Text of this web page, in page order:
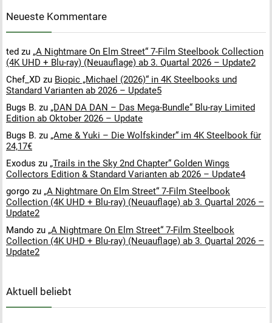
Neueste Kommentare
ted zu „A Nightmare On Elm Street“ 7-Film Steelbook Collection
(4K UHD + Blu-ray) (Neuauflage) ab 3. Quartal 2026 – Update2
Chef_XD zu Biopic „Michael (2026)“ in 4K Steelbooks und
Standard Varianten ab 2026 – Update5
Bugs B. zu „DAN DA DAN – Das Mega-Bundle“ Blu-ray Limited
Edition ab Oktober 2026 – Update
Bugs B. zu „Ame & Yuki – Die Wolfskinder“ im 4K Steelbook für
24,17€
Exodus zu „Trails in the Sky 2nd Chapter“ Golden Wings
Collectors Edition & Standard Varianten ab 2026 – Update4
gorgo zu „A Nightmare On Elm Street“ 7-Film Steelbook
Collection (4K UHD + Blu-ray) (Neuauflage) ab 3. Quartal 2026 –
Update2
Mando zu „A Nightmare On Elm Street“ 7-Film Steelbook
Collection (4K UHD + Blu-ray) (Neuauflage) ab 3. Quartal 2026 –
Update2
Aktuell beliebt